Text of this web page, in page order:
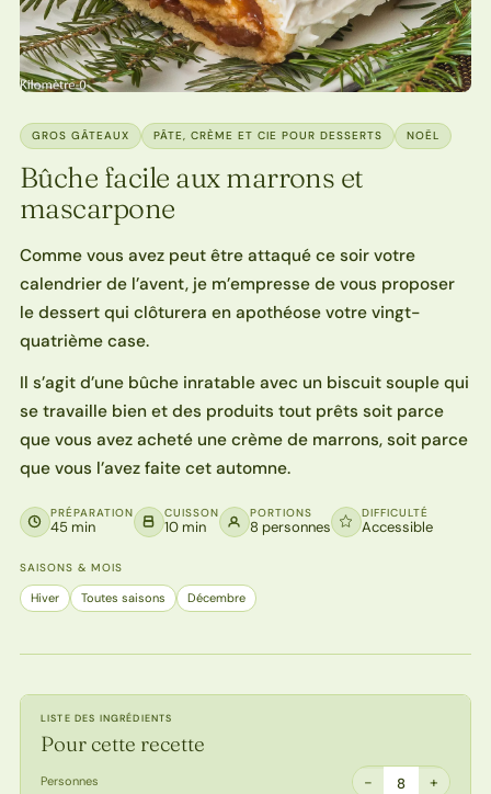
GROS GÂTEAUX PÂTE, CRÈME ET CIE POUR DESSERTS NOËL
Bûche facile aux marrons et
mascarpone
Comme vous avez peut être attaqué ce soir votre
calendrier de l’avent, je m’empresse de vous proposer
le dessert qui clôturera en apothéose votre vingt-
quatrième case.
Il s’agit d’une bûche inratable avec un biscuit souple qui
se travaille bien et des produits tout prêts soit parce
que vous avez acheté une crème de marrons, soit parce
que vous l’avez faite cet automne.
PRÉPARATION
45 min
CUISSON
10 min
PORTIONS
8 personnes
DIFFICULTÉ
Accessible
SAISONS & MOIS
Hiver Toutes saisons Décembre
LISTE DES INGRÉDIENTS
Pour cette recette
Personnes − 8 +